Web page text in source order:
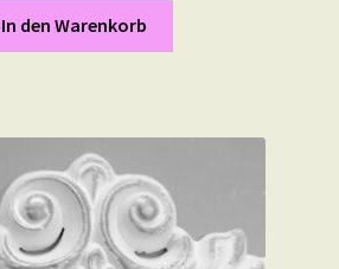
In den Warenkorb